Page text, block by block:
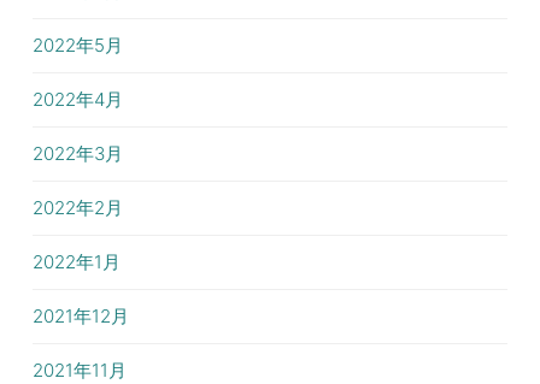
2022年5月
2022年4月
2022年3月
2022年2月
2022年1月
2021年12月
2021年11月